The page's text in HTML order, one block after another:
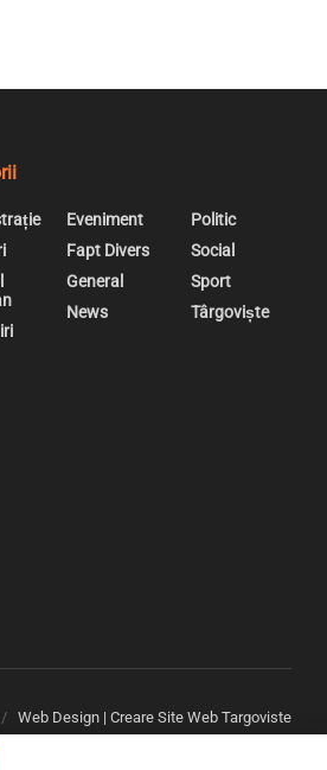
Eveniment
Fapt Divers
General
News
Politic
Social
Sport
Târgoviște
Web Design | Creare Site Web Targoviste